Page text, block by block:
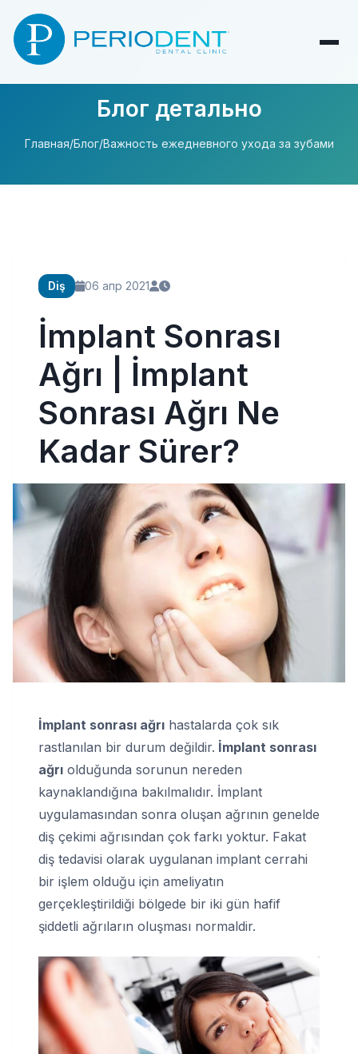
Блог детально
Главная/Блог/Важность ежедневного ухода за зубами
Diş 06 апр 2021
İmplant Sonrası
Ağrı | İmplant
Sonrası Ağrı Ne
Kadar Sürer?
İmplant sonrası ağrı hastalarda çok sık
rastlanılan bir durum değildir. İmplant sonrası
ağrı olduğunda sorunun nereden
kaynaklandığına bakılmalıdır. İmplant
uygulamasından sonra oluşan ağrının genelde
diş çekimi ağrısından çok farkı yoktur. Fakat
diş tedavisi olarak uygulanan implant cerrahi
bir işlem olduğu için ameliyatın
gerçekleştirildiği bölgede bir iki gün hafif
şiddetli ağrıların oluşması normaldir.